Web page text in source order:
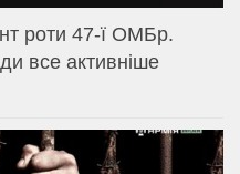
роти 47-ї ОМБр.
все активніше